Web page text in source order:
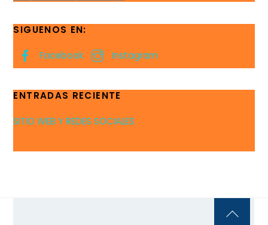
SIGUENOS EN:
Facebook Instagram
ENTRADAS RECIENTE
SITIO WEB Y REDES SOCIALES